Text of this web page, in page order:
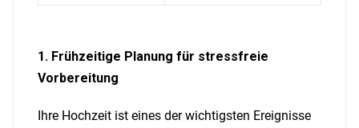
1. Frühzeitige Planung für stressfreie
Vorbereitung
Ihre Hochzeit ist eines der wichtigsten Ereignisse